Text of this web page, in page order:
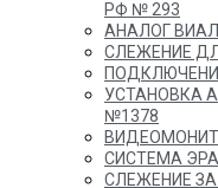
РФ № 293
АНАЛОГ
СЛЕЖЕНИЕ
УСТАНОВКА
№1378
СИСТЕМА
СЛЕЖЕНИЕ